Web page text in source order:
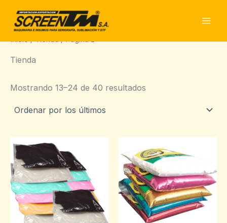
contenido
Tienda
Mostrando 13–24 de 40 resultados